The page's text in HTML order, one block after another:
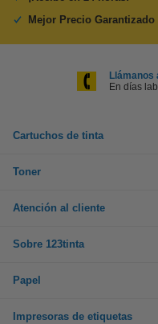
Mejor Precio Garantizado
Llámanos
En días
Cartuchos de tinta
Toner
Atención al cliente
Sobre 123tinta
Papel
Impresoras de etiquetas